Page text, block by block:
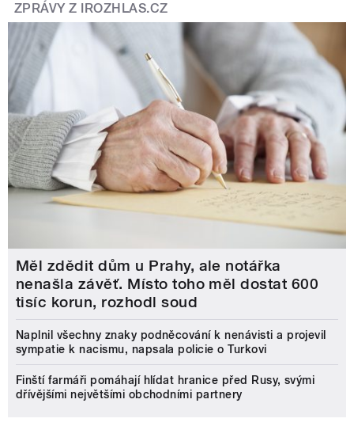
ZPRÁVY Z IROZHLAS.CZ
Měl zdědit dům u Prahy, ale notářka
nenašla závěť. Místo toho měl dostat 600
tisíc korun, rozhodl soud
Naplnil všechny znaky podněcování k nenávisti a projevil
sympatie k nacismu, napsala policie o Turkovi
Finští farmáři pomáhají hlídat hranice před Rusy, svými
dřívějšími největšími obchodními partnery